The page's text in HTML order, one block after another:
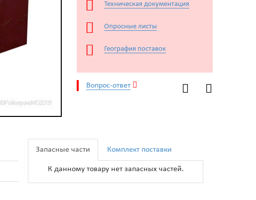
Техническая документация
Опросные листы
География поставок
Вопрос-ответ
Запасные части Комплект поставки
К данному товару нет запасных частей.